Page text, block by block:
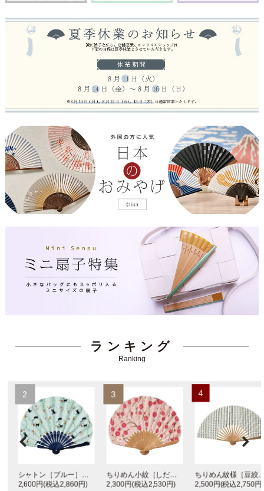
ランキング
Ranking
シャトン［ブルー］【婦人扇子】
2,600円(税込2,860円)
ちりめん小紋［しだれ梅］【婦人扇子】
2,300円(税込2,530円)
4
ちりめん紋様［豆絞り］【紳士扇子】
2,500円(税込2,750円)